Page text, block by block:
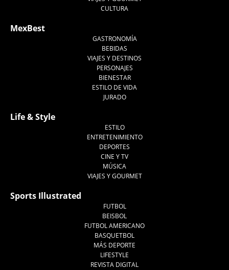
CULTURA
MexBest
GASTRONOMÍA
BEBIDAS
VIAJES Y DESTINOS
PERSONAJES
BIENESTAR
ESTILO DE VIDA
JURADO
Life & Style
ESTILO
ENTRETENIMIENTO
DEPORTES
CINE Y TV
MÚSICA
VIAJES Y GOURMET
Sports Illustrated
FUTBOL
BEISBOL
FUTBOL AMERICANO
BASQUETBOL
MÁS DEPORTE
LIFESTYLE
REVISTA DIGITAL